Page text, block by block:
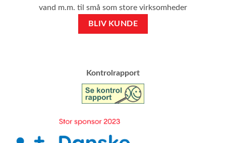
vand m.m. til små som store virksomheder
BLIV KUNDE
​Kontrolrapport